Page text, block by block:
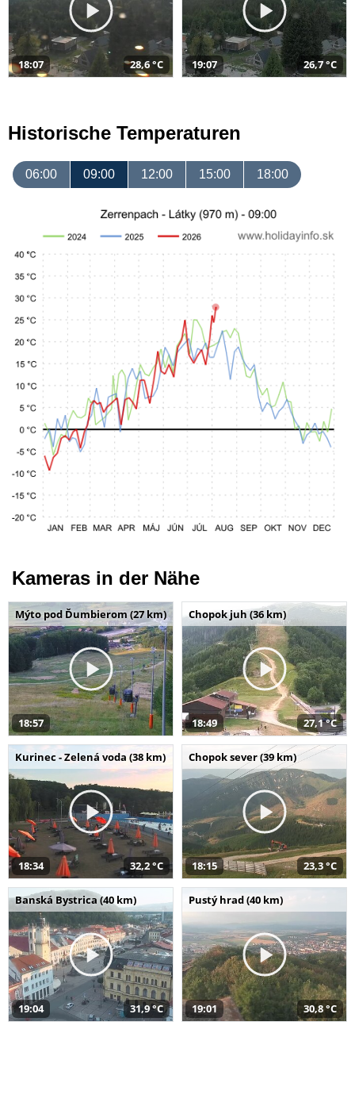
18:07 28,6 °C 19:07 26,7 °C
Historische Temperaturen
06:00 09:00 12:00 15:00 18:00
Kameras in der Nähe
Mýto pod Ďumbierom (27 km)
18:57
Chopok juh (36 km)
18:49 27,1 °C
Kurinec - Zelená voda (38 km)
18:34 32,2 °C
Chopok sever (39 km)
18:15 23,3 °C
Banská Bystrica (40 km)
19:04 31,9 °C
Pustý hrad (40 km)
19:01 30,8 °C